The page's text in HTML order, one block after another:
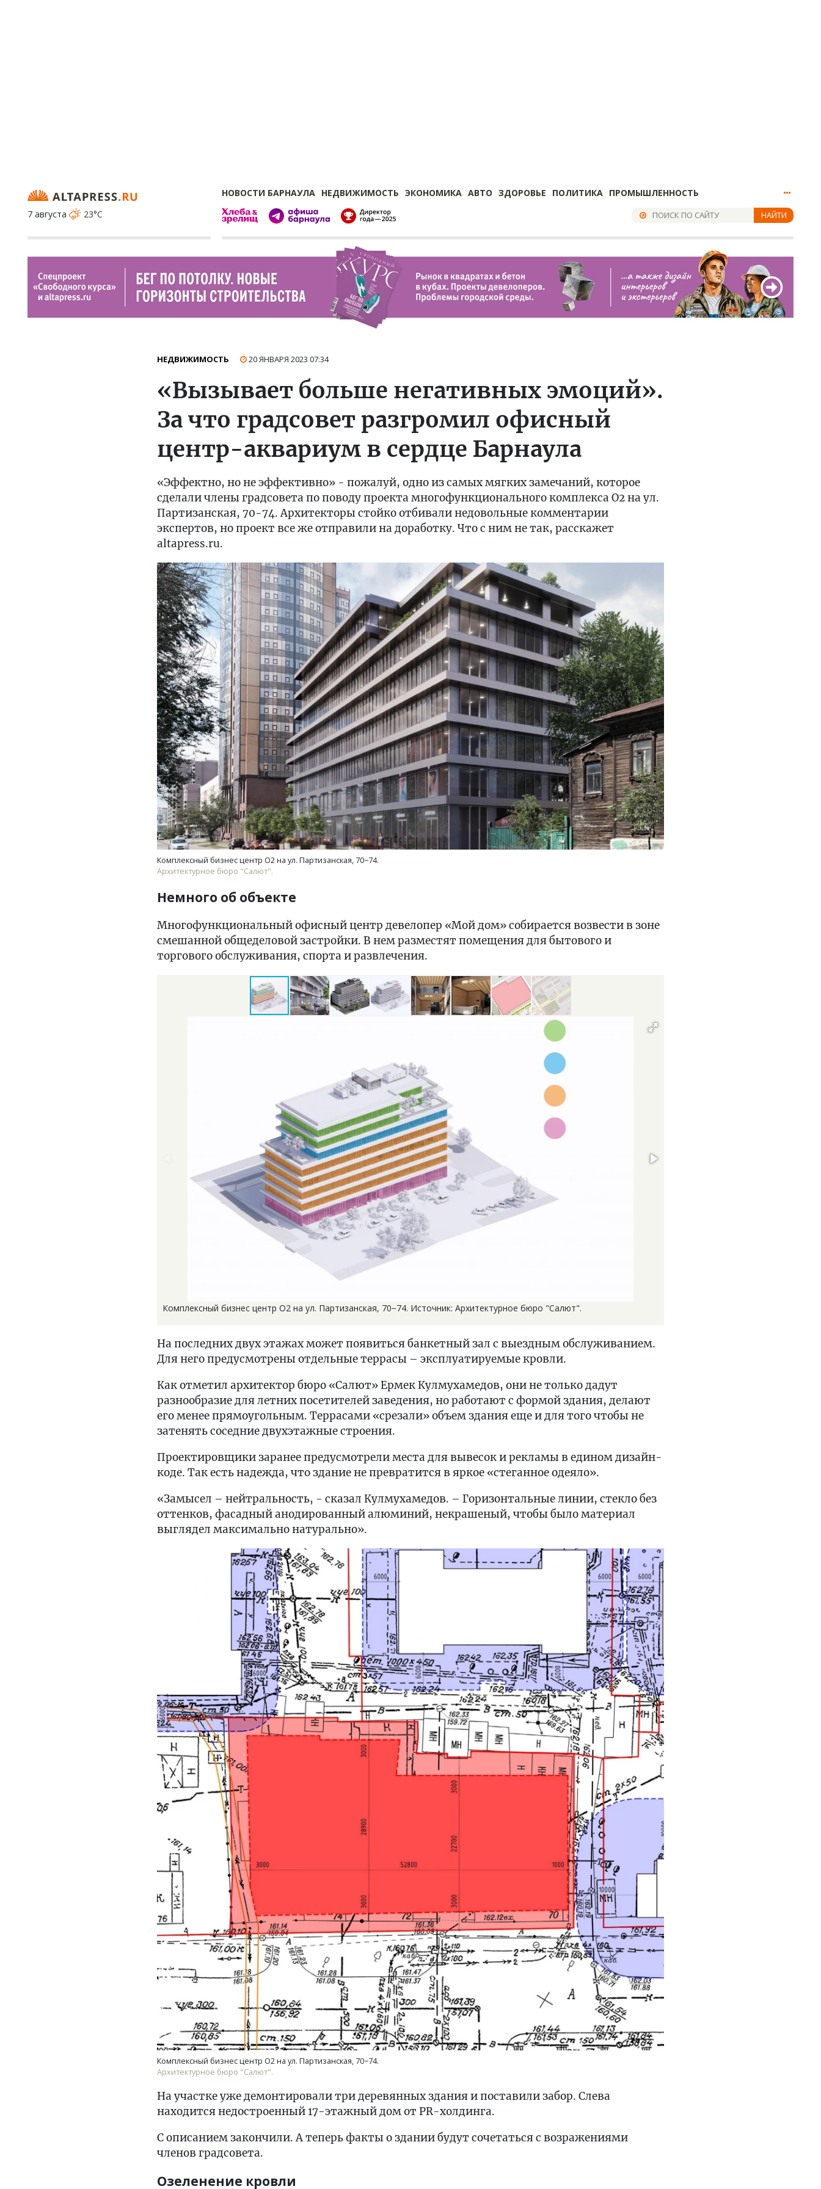
НОВОСТИ БАРНАУЛА НЕДВИЖИМОСТЬ ЭКОНОМИКА АВТО ЗДОРОВЬЕ ПОЛИТИКА ПРОМЫШЛЕННОСТЬ
7 августа
23°C НАЙТИ
НЕДВИЖИМОСТЬ 20 ЯНВАРЯ 2023 07:34
«Вызывает больше негативных эмоций».
За что градсовет разгромил офисный
центр-аквариум в сердце Барнаула
«Эффектно, но не эффективно» - пожалуй, одно из самых мягких замечаний, которое
сделали члены градсовета по поводу проекта многофункционального комплекса О2 на ул.
Партизанская, 70-74. Архитекторы стойко отбивали недовольные комментарии
экспертов, но проект все же отправили на доработку. Что с ним не так, расскажет
altapress.ru.
Комплексный бизнес центр О2 на ул. Партизанская, 70−74.
Архитектурное бюро "Салют".
Немного об объекте
Многофункциональный офисный центр девелопер «Мой дом» собирается возвести в зоне
смешанной общеделовой застройки. В нем разместят помещения для бытового и
торгового обслуживания, спорта и развлечения.
Комплексный бизнес центр О2 на ул. Партизанская, 70−74. Источник: Архитектурное бюро "Салют".
На последних двух этажах может появиться банкетный зал с выездным обслуживанием.
Для него предусмотрены отдельные террасы – эксплуатируемые кровли.
Как отметил архитектор бюро «Салют» Ермек Кулмухамедов, они не только дадут
разнообразие для летних посетителей заведения, но работают с формой здания, делают
его менее прямоугольным. Террасами «срезали» объем здания еще и для того чтобы не
затенять соседние двухэтажные строения.
Проектировщики заранее предусмотрели места для вывесок и рекламы в едином дизайн-
коде. Так есть надежда, что здание не превратится в яркое «стеганное одеяло».
«Замысел – нейтральность, - сказал Кулмухамедов. – Горизонтальные линии, стекло без
оттенков, фасадный анодированный алюминий, некрашеный, чтобы было материал
выглядел максимально натурально».
Комплексный бизнес центр О2 на ул. Партизанская, 70−74.
Архитектурное бюро "Салют".
На участке уже демонтировали три деревянных здания и поставили забор. Слева
находится недостроенный 17-этажный дом от PR-холдинга.
С описанием закончили. А теперь факты о здании будут сочетаться с возражениями
членов градсовета.
Озеленение кровли